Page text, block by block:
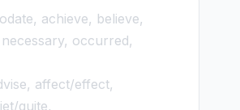
achieve, believe,
occurred,
affect/effect,
quite,